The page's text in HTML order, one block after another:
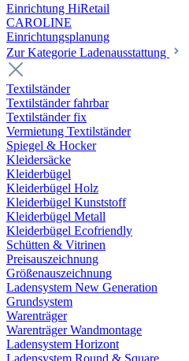
Einrichtung HiRetail
CAROLINE
Einrichtungsplanung
Zur Kategorie Laden­ausstattung
Textilständer
Textilständer fahrbar
Textilständer fix
Vermietung Textilständer
Spiegel & Hocker
Kleidersäcke
Kleiderbügel
Kleiderbügel Holz
Kleiderbügel Kunststoff
Kleiderbügel Metall
Kleiderbügel Ecofriendly
Schütten & Vitrinen
Preisauszeichnung
Größenauszeichnung
Ladensystem New Generation
Grundsystem
Warenträger
Warenträger Wandmontage
Ladensystem Horizont
Ladensystem Round & Square